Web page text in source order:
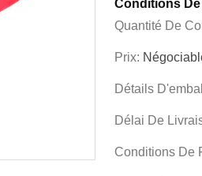
Conditions
Quantité De
Prix:
Détails
Délai De
Conditions De